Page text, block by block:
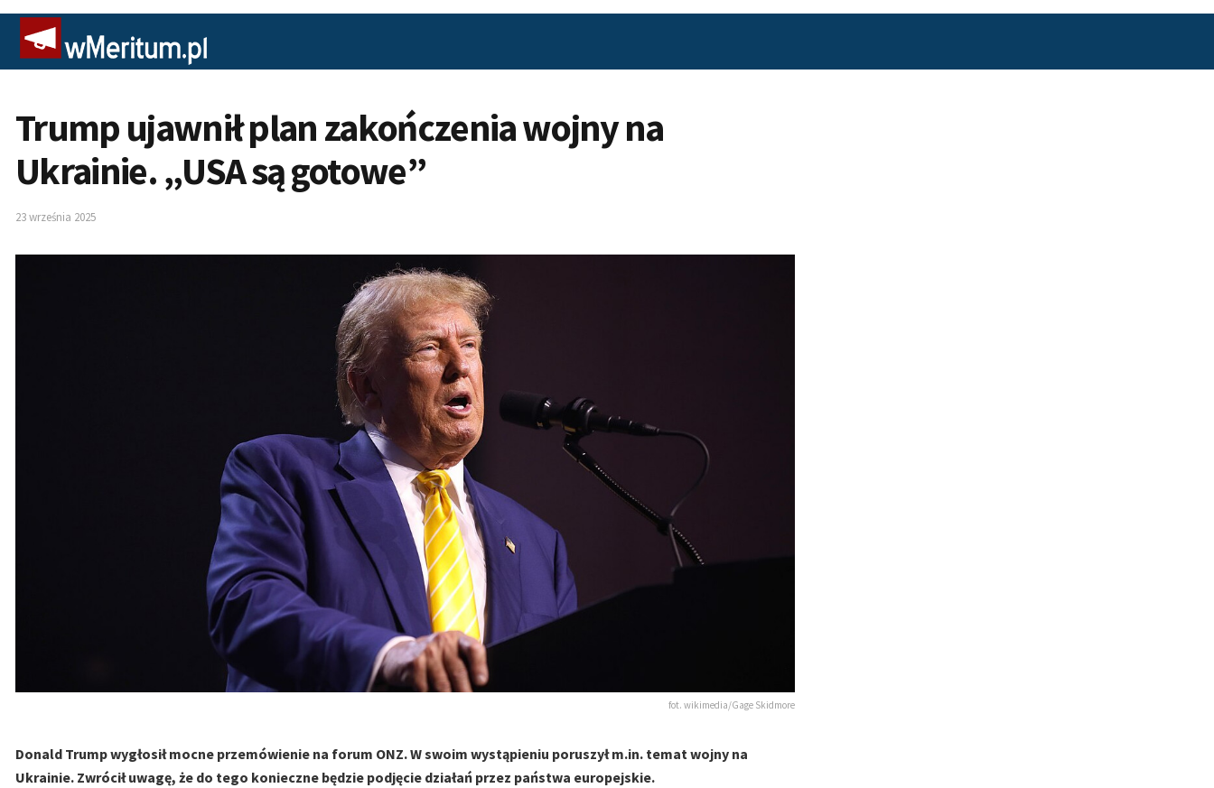
Trump ujawnił plan zakończenia wojny na
Ukrainie. „USA są gotowe”
23 września 2025
fot. wikimedia/Gage Skidmore
Donald Trump wygłosił mocne przemówienie na forum ONZ. W swoim wystąpieniu poruszył m.in. temat wojny na
Ukrainie. Zwrócił uwagę, że do tego konieczne będzie podjęcie działań przez państwa europejskie.